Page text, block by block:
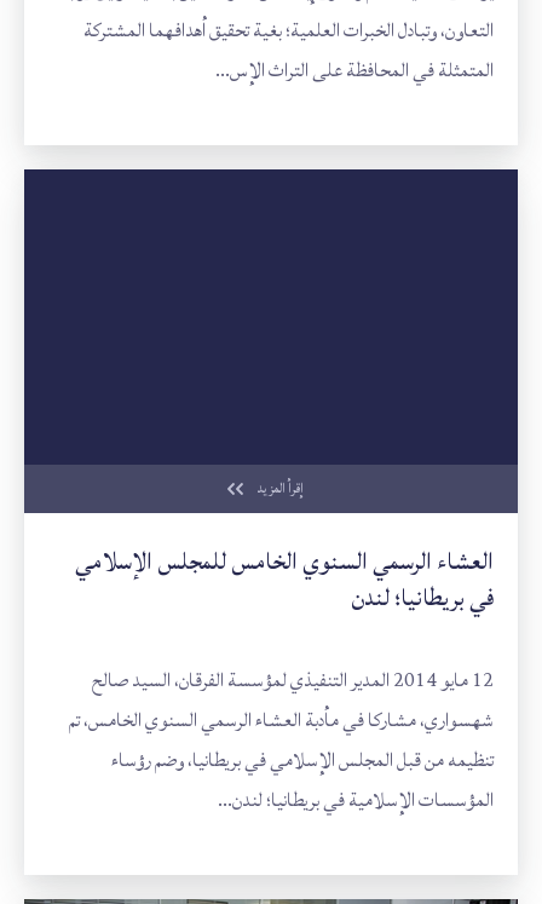
التعاون، وتبادل الخبرات العلمية؛ بغية تحقيق أهدافهما المشتركة
المتمثلة في المحافظة على التراث الإس...
إقرأ المزيد
العشاء الرسمي السنوي الخامس للمجلس الإسلامي
في بريطانيا؛ لندن
12 مايو 2014 المدير التنفيذي لمؤسسة الفرقان، السيد صالح
شهسواري، مشاركا في مأدبة العشاء الرسمي السنوي الخامس، تم
تنظيمه من قبل المجلس الإسلامي في بريطانيا، وضم رؤساء
المؤسسات الإسلامية في بريطانيا؛ لندن...